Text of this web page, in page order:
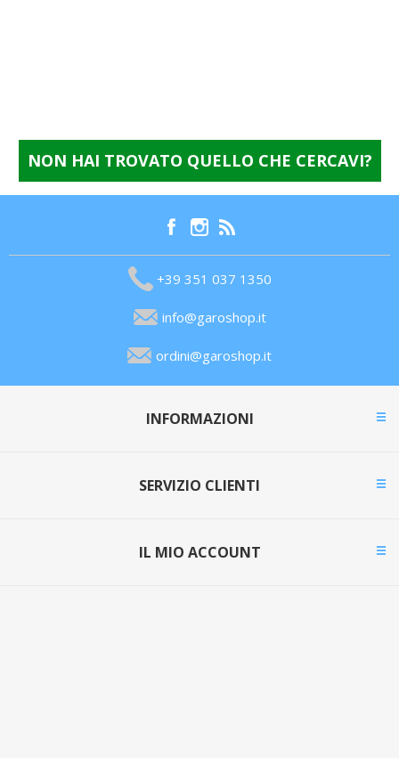
NON HAI TROVATO QUELLO CHE CERCAVI?
+39 351 037 1350
info@garoshop.it
ordini@garoshop.it
INFORMAZIONI
SERVIZIO CLIENTI
IL MIO ACCOUNT